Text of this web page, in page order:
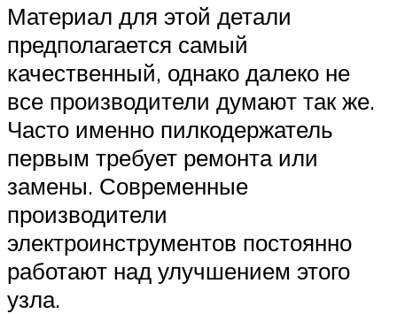
Материал для этой детали
предполагается самый
качественный, однако далеко не
все производители думают так же.
Часто именно пилкодержатель
первым требует ремонта или
замены. Современные
производители
электроинструментов постоянно
работают над улучшением этого
узла.